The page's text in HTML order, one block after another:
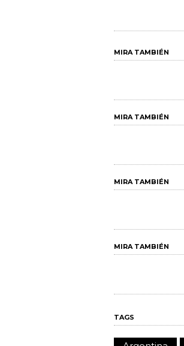
MIRA TAMBIÉN
MIRA TAMBIÉN
MIRA TAMBIÉN
MIRA TAMBIÉN
TAGS